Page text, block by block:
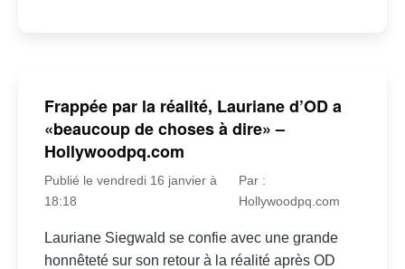
Frappée par la réalité, Lauriane d’OD a
«beaucoup de choses à dire» –
Hollywoodpq.com
Publié le vendredi 16 janvier à
18:18
Par :
Hollywoodpq.com
Lauriane Siegwald se confie avec une grande
honnêteté sur son retour à la réalité après OD